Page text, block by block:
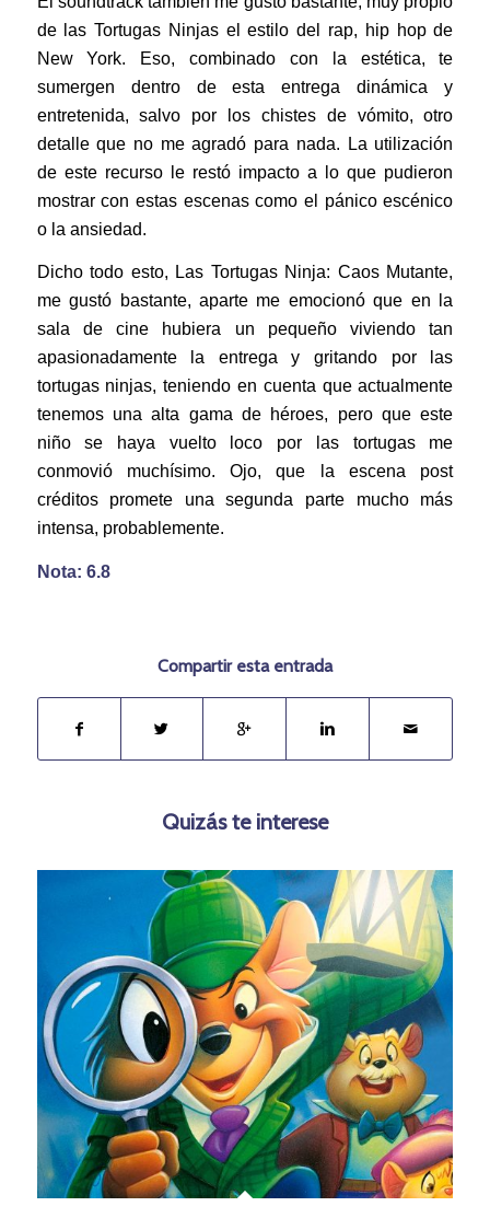
de las Tortugas Ninjas el estilo del rap, hip hop de
New York. Eso, combinado con la estética, te
sumergen dentro de esta entrega dinámica y
entretenida, salvo por los chistes de vómito, otro
detalle que no me agradó para nada. La utilización
de este recurso le restó impacto a lo que pudieron
mostrar con estas escenas como el pánico escénico
o la ansiedad.
Dicho todo esto, Las Tortugas Ninja: Caos Mutante,
me gustó bastante, aparte me emocionó que en la
sala de cine hubiera un pequeño viviendo tan
apasionadamente la entrega y gritando por las
tortugas ninjas, teniendo en cuenta que actualmente
tenemos una alta gama de héroes, pero que este
niño se haya vuelto loco por las tortugas me
conmovió muchísimo. Ojo, que la escena post
créditos promete una segunda parte mucho más
intensa, probablemente.
Nota: 6.8
Compartir esta entrada
Quizás te interese